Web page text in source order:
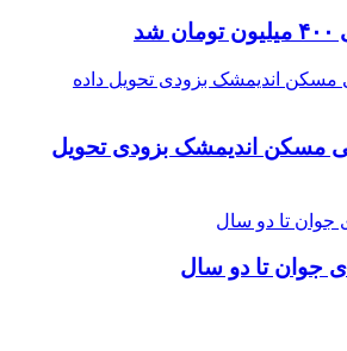
مسکن اندیمشک بزودی تحویل
جوان تا دو سال